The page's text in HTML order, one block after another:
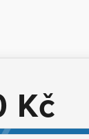
Kč